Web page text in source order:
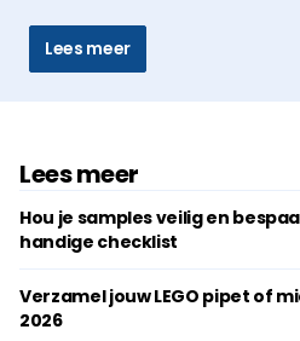
Lees meer
Lees meer
Hou je samples veilig en
handige checklist
Verzamel jouw LEGO pipet of
2026